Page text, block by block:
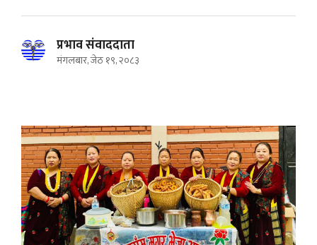
प्रभाव संवाददाता
मंगलबार, जेठ १९, २०८३